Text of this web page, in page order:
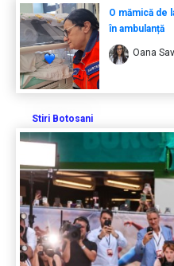
O mămică de
în ambulanță
Oana
Stiri Botosani